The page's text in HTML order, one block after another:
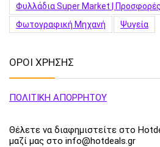
Φυλλάδια Super Market |
Φωτογραφική Μηχανή
Ψυγεία
ΟΡΟΙ ΧΡΗΣΗΣ
ΠΟΛΙΤΙΚΗ ΑΠΟΡΡΗΤΟΥ
Θέλετε να διαφημιστείτε στο
μαζί μας στο info@hotdeals.gr